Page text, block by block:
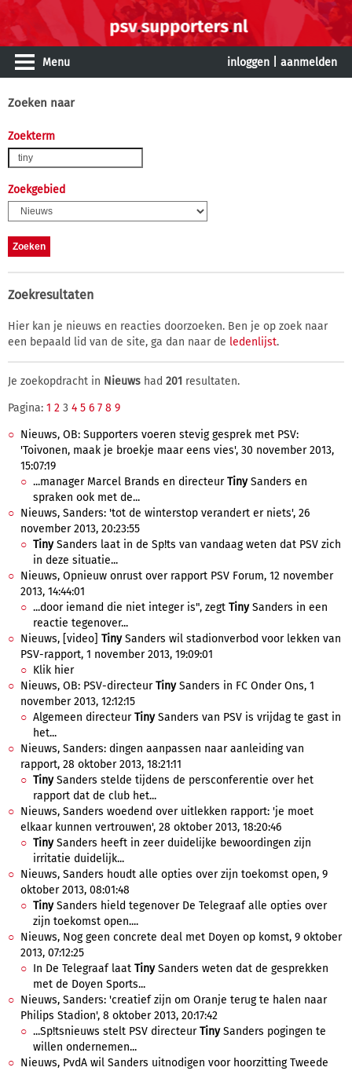
Menu inloggen aanmelden
Zoeken naar
Zoekterm
Zoekgebied
Zoekresultaten
Hier kan je nieuws en reacties doorzoeken. Ben je op zoek naar
een bepaald lid van de site, ga dan naar de ledenlijst.
Je zoekopdracht in Nieuws had 201 resultaten.
Pagina: 1 2 3 4 5 6 7 8 9
Nieuws, OB: Supporters voeren stevig gesprek met PSV:
'Toivonen, maak je broekje maar eens vies', 30 november 2013,
15:07:19
...manager Marcel Brands en directeurTinySanders en
spraken ook met de...
Nieuws, Sanders: 'tot de winterstop verandert er niets', 26
november 2013, 20:23:55
TinySanders laat in de Sp!ts van vandaag weten dat PSV zich
in deze situatie...
Nieuws, Opnieuw onrust over rapport PSV Forum, 12 november
2013, 14:44:01
...door iemand die niet integer is", zegt TinySanders in een
reactie tegenover...
Nieuws, [video] TinySanders wil stadionverbod voor lekken van
PSV-rapport, 1 november 2013, 19:09:01
Klik hier
Nieuws, OB: PSV-directeurTinySanders in FC Onder Ons, 1
november 2013, 12:12:15
Algemeen directeurTinySanders van PSV is vrijdag te gast in
het...
Nieuws, Sanders: dingen aanpassen naar aanleiding van
rapport, 28 oktober 2013, 18:21:11
TinySanders stelde tijdens de persconferentie over het
rapport dat de club het...
Nieuws, Sanders woedend over uitlekken rapport: 'je moet
elkaar kunnen vertrouwen', 28 oktober 2013, 18:20:46
TinySanders heeft in zeer duidelijke bewoordingen zijn
irritatie duidelijk...
Nieuws, Sanders houdt alle opties over zijn toekomst open, 9
oktober 2013, 08:01:48
TinySanders hield tegenover De Telegraaf alle opties over
zijn toekomst open....
Nieuws, Nog geen concrete deal met Doyen op komst, 9 oktober
2013, 07:12:25
In De Telegraaf laat TinySanders weten dat de gesprekken
met de Doyen Sports...
Nieuws, Sanders: 'creatief zijn om Oranje terug te halen naar
Philips Stadion', 8 oktober 2013, 20:17:42
...Sp!tsnieuws stelt PSV directeurTinySanders pogingen te
willen ondernemen...
Nieuws, PvdA wil Sanders uitnodigen voor hoorzitting Tweede